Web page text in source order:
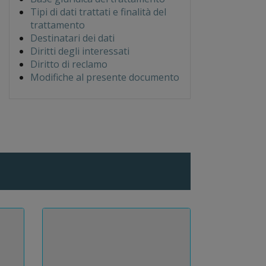
Tipi di dati trattati e finalità del
trattamento
Destinatari dei dati
Diritti degli interessati
Diritto di reclamo
Modifiche al presente documento